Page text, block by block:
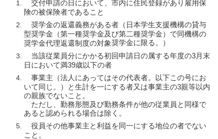
交付申請の日において、市内に住民登録があり雇用保
険の被保険者であること
奨学金の返還義務がある者（日本学生支援機構の貸与
型奨学金（第一種奨学金及び第二種奨学金）で同機構の
奨学金代理返還制度の対象奨学金に限る。）
当該従業員分にかかる初回申請日の属する年度の3月末
日において満39歳以下の者
事業主（法人にあってはその代表者。以下この号にお
いて同じ。）と生計を一にする者又は事業主の3親等以内
の親族でないこと。
ただし、勤務形態及び勤務条件が他の従業員と同様で
あると認められる場合は除く。
役員その他事業主と利益を同一にする地位の者でない
こと。